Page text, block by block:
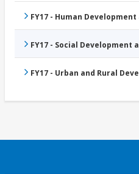
FY17 - Human
FY17 - Social Development
FY17 - Urban and Rural